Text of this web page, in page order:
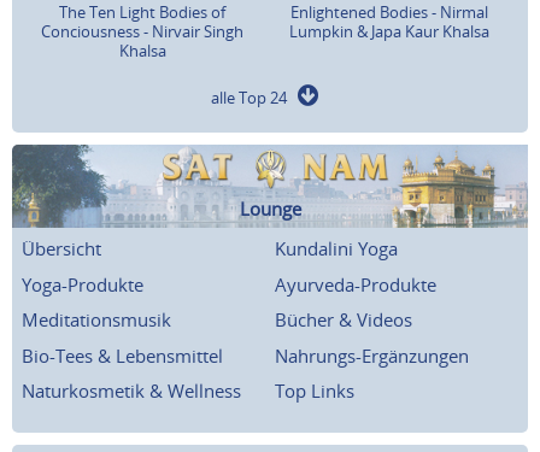
The Ten Light Bodies of
Conciousness - Nirvair Singh
Khalsa
Enlightened Bodies - Nirmal
Lumpkin & Japa Kaur Khalsa
alle Top 24
Lounge
Übersicht
Kundalini Yoga
Yoga-Produkte
Ayurveda-Produkte
Meditationsmusik
Bücher & Videos
Bio-Tees & Lebensmittel
Nahrungs-Ergänzungen
Naturkosmetik & Wellness
Top Links